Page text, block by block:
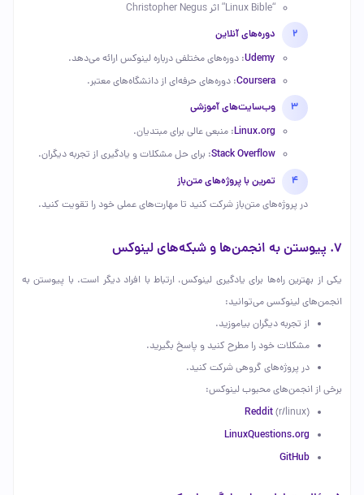
“Linux Bible” اثر Christopher Negus
دوره‌های آنلاین
Udemy: دوره‌های مختلفی درباره لینوکس ارائه می‌دهد.
Coursera: دوره‌های حرفه‌ای از دانشگاه‌های معتبر.
وب‌سایت‌های آموزشی
Linux.org: منبعی عالی برای مبتدیان.
Stack Overflow: برای حل مشکلات و یادگیری از تجربه دیگران.
تمرین با پروژه‌های متن‌باز
در پروژه‌های متن‌باز شرکت کنید تا مهارت‌های عملی خود را تقویت کنید.
7. پیوستن به انجمن‌ها و شبکه‌های لینوکس
یکی از بهترین راه‌ها برای یادگیری لینوکس، ارتباط با افراد دیگر است. با پیوستن به
انجمن‌های لینوکسی می‌توانید:
از تجربه دیگران بیاموزید.
مشکلات خود را مطرح کنید و پاسخ بگیرید.
در پروژه‌های گروهی شرکت کنید.
برخی از انجمن‌های محبوب لینوکس:
Reddit(r/linux)
LinuxQuestions.org
GitHub